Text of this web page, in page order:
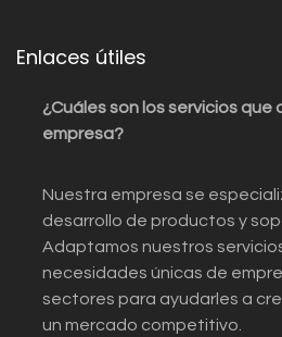
Enlaces útiles
¿Cuáles son los servicios que
empresa?
Nuestra empresa se
desarrollo de productos y
Adaptamos nuestros
necesidades únicas de
sectores para ayudarles a
un mercado competitivo.